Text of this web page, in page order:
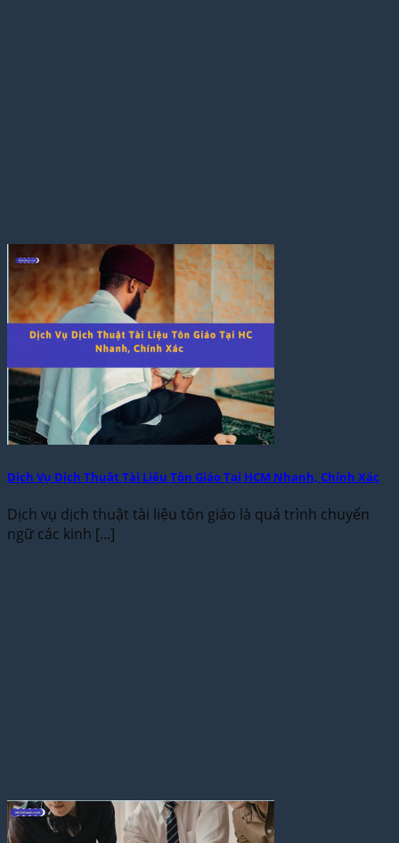
Dịch Vụ Dịch Thuật Tài Liệu Tôn Giáo Tại HCM Nhanh, Chính Xác
Dịch vụ dịch thuật tài liệu tôn giáo là quá trình chuyển
ngữ các kinh [...]